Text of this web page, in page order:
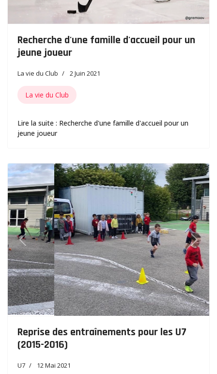
Recherche d'une famille d'accueil pour un
jeune joueur
La vie du Club 2 Juin 2021
La vie du Club
Lire la suite : Recherche d'une famille d'accueil pour un
jeune joueur
Previous Next
Reprise des entraînements pour les U7
(2015-2016)
U7 12 Mai 2021